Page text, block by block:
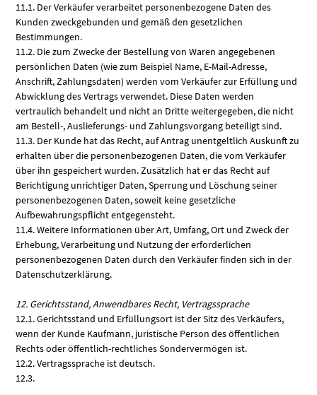
11.1. Der Verkäufer verarbeitet personenbezogene Daten des
Kunden zweckgebunden und gemäß den gesetzlichen
Bestimmungen.
11.2. Die zum Zwecke der Bestellung von Waren angegebenen
persönlichen Daten (wie zum Beispiel Name, E-Mail-Adresse,
Anschrift, Zahlungsdaten) werden vom Verkäufer zur Erfüllung und
Abwicklung des Vertrags verwendet. Diese Daten werden
vertraulich behandelt und nicht an Dritte weitergegeben, die nicht
am Bestell-, Auslieferungs- und Zahlungsvorgang beteiligt sind.
11.3. Der Kunde hat das Recht, auf Antrag unentgeltlich Auskunft zu
erhalten über die personenbezogenen Daten, die vom Verkäufer
über ihn gespeichert wurden. Zusätzlich hat er das Recht auf
Berichtigung unrichtiger Daten, Sperrung und Löschung seiner
personenbezogenen Daten, soweit keine gesetzliche
Aufbewahrungspflicht entgegensteht.
11.4. Weitere Informationen über Art, Umfang, Ort und Zweck der
Erhebung, Verarbeitung und Nutzung der erforderlichen
personenbezogenen Daten durch den Verkäufer finden sich in der
Datenschutzerklärung.
12. Gerichtsstand, Anwendbares Recht, Vertragssprache
12.1. Gerichtsstand und Erfüllungsort ist der Sitz des Verkäufers,
wenn der Kunde Kaufmann, juristische Person des öffentlichen
Rechts oder öffentlich-rechtliches Sondervermögen ist.
12.2. Vertragssprache ist deutsch.
12.3.